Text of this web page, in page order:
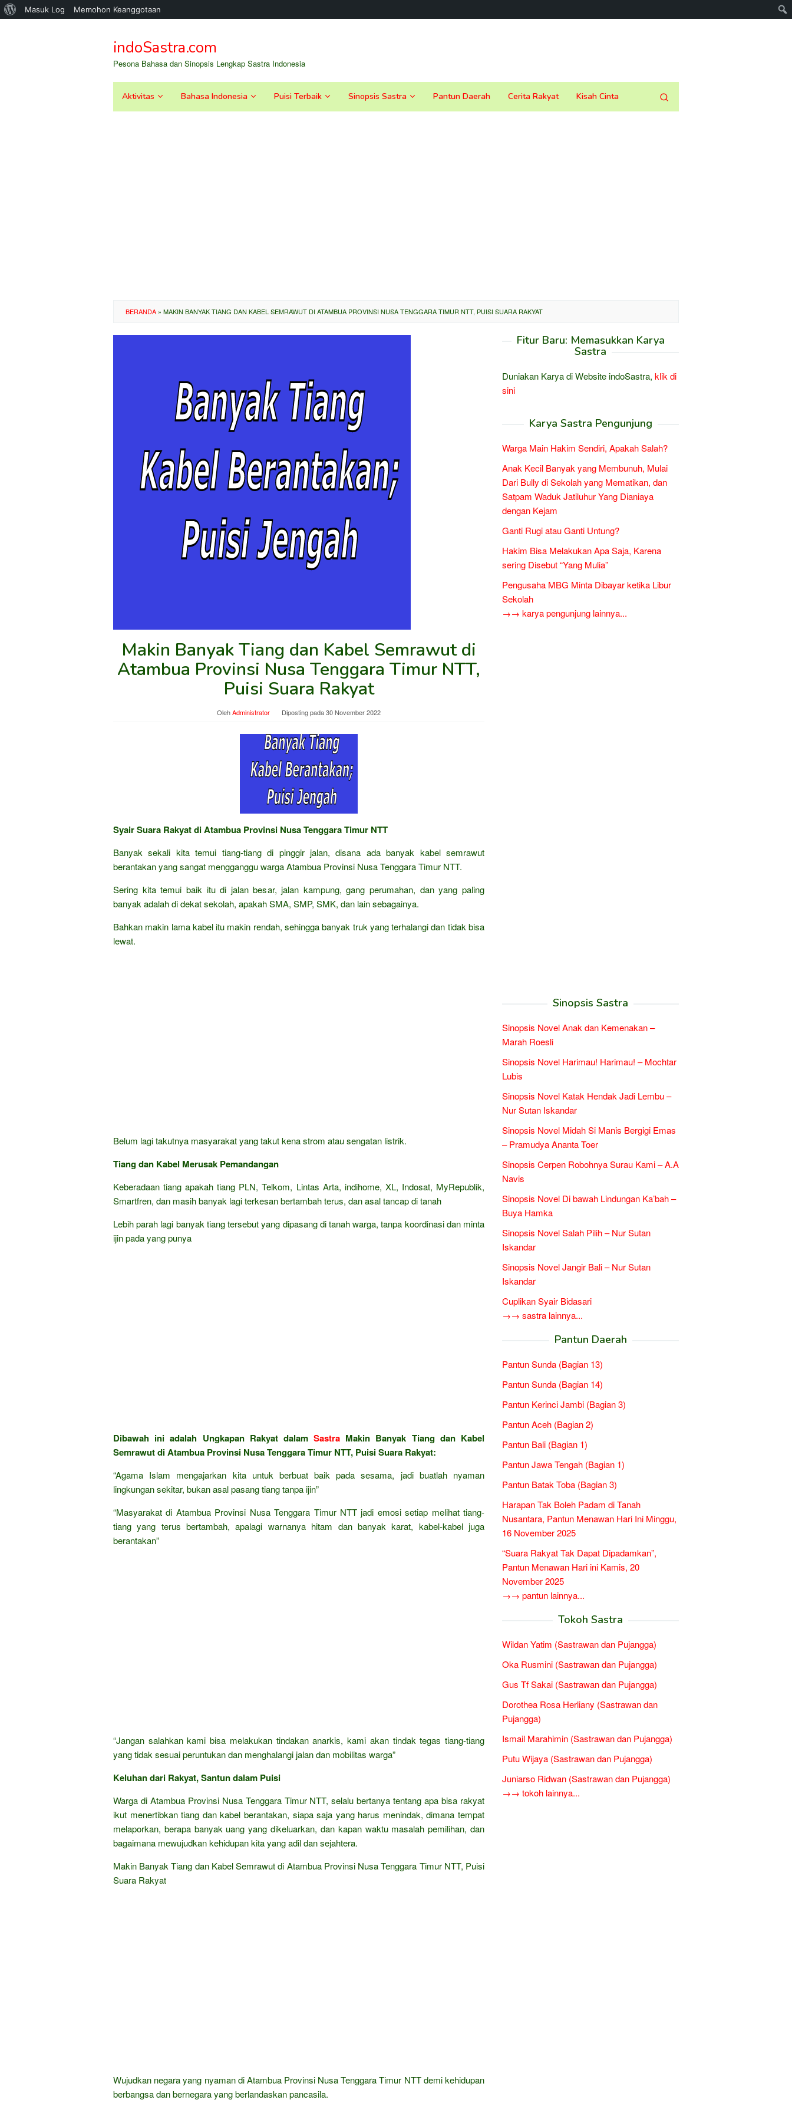
Tentang
Masuk Log Memohon Keanggotaan
kontenindoSastra.com
Pesona Bahasa dan Sinopsis Lengkap Sastra Indonesia
Aktivitas Bahasa Indonesia Puisi Terbaik Sinopsis Sastra Pantun Daerah Cerita Rakyat Kisah Cinta
BERANDA » MAKIN BANYAK TIANG DAN KABEL SEMRAWUT DI ATAMBUA PROVINSI NUSA TENGGARA TIMUR NTT, PUISI SUARA RAKYAT
Makin Banyak Tiang dan Kabel Semrawut di
Atambua Provinsi Nusa Tenggara Timur NTT,
Puisi Suara Rakyat
OlehAdministrator Diposting pada30 November 2022
Syair Suara Rakyat di Atambua Provinsi Nusa Tenggara Timur NTT
Banyak sekali kita temui tiang-tiang di pinggir jalan, disana ada banyak kabel semrawut
berantakan yang sangat mengganggu warga Atambua Provinsi Nusa Tenggara Timur NTT.
Sering kita temui baik itu di jalan besar, jalan kampung, gang perumahan, dan yang paling
banyak adalah di dekat sekolah, apakah SMA, SMP, SMK, dan lain sebagainya.
Bahkan makin lama kabel itu makin rendah, sehingga banyak truk yang terhalangi dan tidak bisa
lewat.
Belum lagi takutnya masyarakat yang takut kena strom atau sengatan listrik.
Tiang dan Kabel Merusak Pemandangan
Keberadaan tiang apakah tiang PLN, Telkom, Lintas Arta, indihome, XL, Indosat, MyRepublik,
Smartfren, dan masih banyak lagi terkesan bertambah terus, dan asal tancap di tanah
Lebih parah lagi banyak tiang tersebut yang dipasang di tanah warga, tanpa koordinasi dan minta
ijin pada yang punya
Dibawah ini adalah Ungkapan Rakyat dalamSastra Makin Banyak Tiang dan Kabel
Semrawut di Atambua Provinsi Nusa Tenggara Timur NTT, Puisi Suara Rakyat:
“Agama Islam mengajarkan kita untuk berbuat baik pada sesama, jadi buatlah nyaman
lingkungan sekitar, bukan asal pasang tiang tanpa ijin”
“Masyarakat di Atambua Provinsi Nusa Tenggara Timur NTT jadi emosi setiap melihat tiang-
tiang yang terus bertambah, apalagi warnanya hitam dan banyak karat, kabel-kabel juga
berantakan”
“Jangan salahkan kami bisa melakukan tindakan anarkis, kami akan tindak tegas tiang-tiang
yang tidak sesuai peruntukan dan menghalangi jalan dan mobilitas warga”
Keluhan dari Rakyat, Santun dalam Puisi
Warga di Atambua Provinsi Nusa Tenggara Timur NTT, selalu bertanya tentang apa bisa rakyat
ikut menertibkan tiang dan kabel berantakan, siapa saja yang harus menindak, dimana tempat
melaporkan, berapa banyak uang yang dikeluarkan, dan kapan waktu masalah pemilihan, dan
bagaimana mewujudkan kehidupan kita yang adil dan sejahtera.
Makin Banyak Tiang dan Kabel Semrawut di Atambua Provinsi Nusa Tenggara Timur NTT, Puisi
Suara Rakyat
Wujudkan negara yang nyaman di Atambua Provinsi Nusa Tenggara Timur NTT demi kehidupan
berbangsa dan bernegara yang berlandaskan pancasila.
Fitur Baru: Memasukkan Karya
Sastra
Duniakan Karya di Website indoSastra, klik di
sini
Karya Sastra Pengunjung
Warga Main Hakim Sendiri, Apakah Salah?
Anak Kecil Banyak yang Membunuh, Mulai
Dari Bully di Sekolah yang Mematikan, dan
Satpam Waduk Jatiluhur Yang Dianiaya
dengan Kejam
Ganti Rugi atau Ganti Untung?
Hakim Bisa Melakukan Apa Saja, Karena
sering Disebut “Yang Mulia”
Pengusaha MBG Minta Dibayar ketika Libur
Sekolah
→→ karya pengunjung lainnya...
Sinopsis Sastra
Sinopsis Novel Anak dan Kemenakan –
Marah Roesli
Sinopsis Novel Harimau! Harimau! – Mochtar
Lubis
Sinopsis Novel Katak Hendak Jadi Lembu –
Nur Sutan Iskandar
Sinopsis Novel Midah Si Manis Bergigi Emas
– Pramudya Ananta Toer
Sinopsis Cerpen Robohnya Surau Kami – A.A
Navis
Sinopsis Novel Di bawah Lindungan Ka’bah –
Buya Hamka
Sinopsis Novel Salah Pilih – Nur Sutan
Iskandar
Sinopsis Novel Jangir Bali – Nur Sutan
Iskandar
Cuplikan Syair Bidasari
→→ sastra lainnya...
Pantun Daerah
Pantun Sunda (Bagian 13)
Pantun Sunda (Bagian 14)
Pantun Kerinci Jambi (Bagian 3)
Pantun Aceh (Bagian 2)
Pantun Bali (Bagian 1)
Pantun Jawa Tengah (Bagian 1)
Pantun Batak Toba (Bagian 3)
Harapan Tak Boleh Padam di Tanah
Nusantara, Pantun Menawan Hari Ini Minggu,
16 November 2025
“Suara Rakyat Tak Dapat Dipadamkan”,
Pantun Menawan Hari ini Kamis, 20
November 2025
→→ pantun lainnya...
Tokoh Sastra
Wildan Yatim (Sastrawan dan Pujangga)
Oka Rusmini (Sastrawan dan Pujangga)
Gus Tf Sakai (Sastrawan dan Pujangga)
Dorothea Rosa Herliany (Sastrawan dan
Pujangga)
Ismail Marahimin (Sastrawan dan Pujangga)
Putu Wijaya (Sastrawan dan Pujangga)
Juniarso Ridwan (Sastrawan dan Pujangga)
→→ tokoh lainnya...